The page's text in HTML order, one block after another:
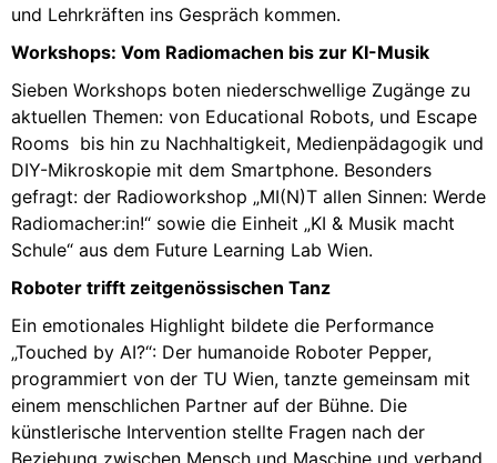
und Lehrkräften ins Gespräch kommen.
Workshops: Vom Radiomachen bis zur KI-Musik
Sieben Workshops boten niederschwellige Zugänge zu
aktuellen Themen: von Educational Robots, und Escape
Rooms bis hin zu Nachhaltigkeit, Medienpädagogik und
DIY-Mikroskopie mit dem Smartphone. Besonders
gefragt: der Radioworkshop „MI(N)T allen Sinnen: Werde
Radiomacher:in!“ sowie die Einheit „KI & Musik macht
Schule“ aus dem Future Learning Lab Wien.
Roboter trifft zeitgenössischen Tanz
Ein emotionales Highlight bildete die Performance
„Touched by AI?“: Der humanoide Roboter Pepper,
programmiert von der TU Wien, tanzte gemeinsam mit
einem menschlichen Partner auf der Bühne. Die
künstlerische Intervention stellte Fragen nach der
Beziehung zwischen Mensch und Maschine und verband